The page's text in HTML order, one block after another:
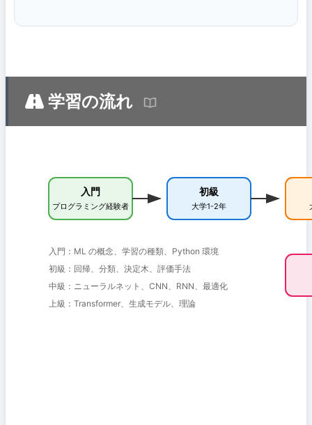
学習の流れ
入門
プログラミング経験者
初級
大学1-2年
入門：ML の概念、学習の種類、Python 環境
初級：回帰、分類、決定木、評価手法
中級：ニューラルネット、CNN、RNN、最適化
上級：Transformer、生成モデル、理論